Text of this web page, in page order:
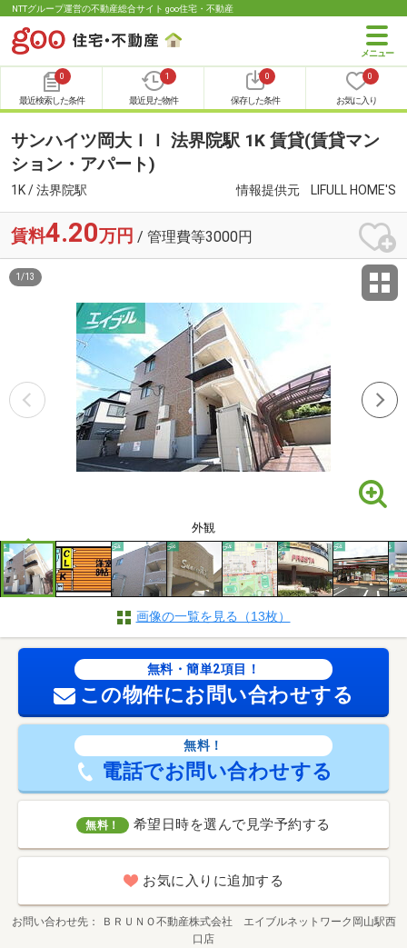
NTTグループ運営の不動産総合サイト goo住宅・不動産
0
最近検索した条件
1
最近見た物件
0
保存した条件
0
お気に入り
サンハイツ岡大ＩＩ 法界院駅 1K 賃貸(賃貸マン
ション・アパート)
1K / 法界院駅 情報提供元 LIFULL HOME'S
賃料4.20万円 / 管理費等3000円
外観
1 /13
画像の一覧を見る（13枚）
無料・簡単2項目！
この物件にお問い合わせする
無料！
電話でお問い合わせする
無料！ 希望日時を選んで見学予約する
お気に入りに追加する
お問い合わせ先
ＢＲＵＮＯ不動産株式会社 エイブルネットワーク岡山駅西
口店